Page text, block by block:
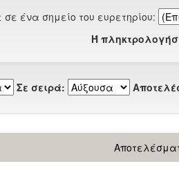
σε ένα σημείο του ευρετηρίου:
Ή
Σε σειρά: